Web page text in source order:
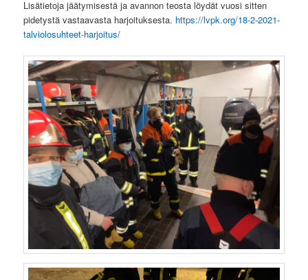
Lisätietoja jäätymisestä ja avannon teosta löydät vuosi sitten
pidetystä vastaavasta harjoituksesta. https://lvpk.org/18-2-2021-
talviolosuhteet-harjoitus/